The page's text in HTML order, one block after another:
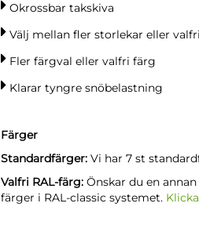
Okrossbar takskiva
Välj mellan fler storlekar eller
Fler färgval eller valfri färg
Klarar tyngre snöbelastning
Färger
Standardfärger:Vi har 7 st
Valfri RAL-färg:Önskar du en
färger i RAL-classic systemet.